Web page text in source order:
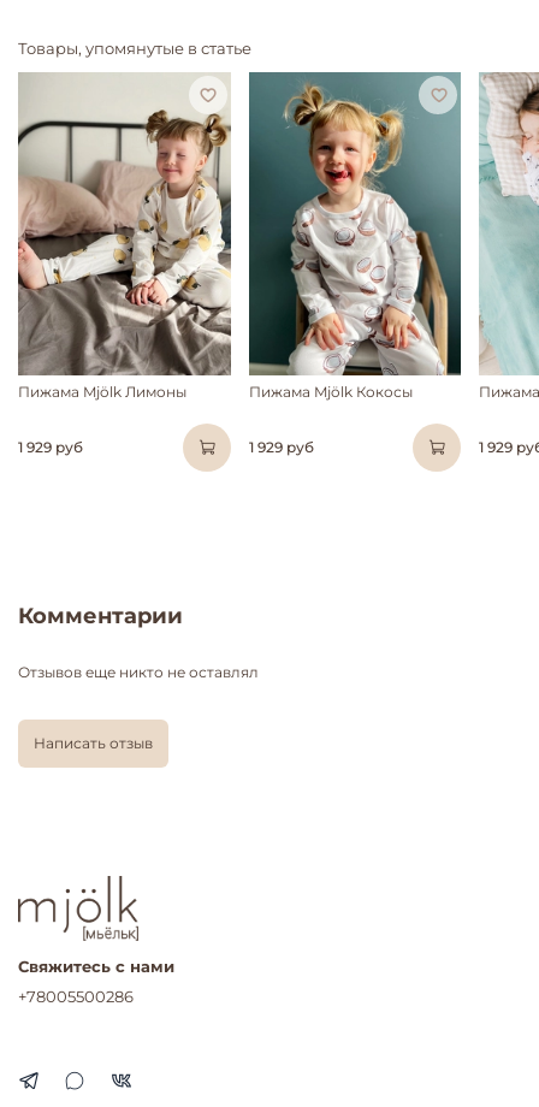
Товары, упомянутые в статье
Пижама Mjölk Лимоны
1 929 руб
Пижама Mjölk Кокосы
1 929 руб 1 929
Комментарии
Отзывов еще никто не оставлял
Написать отзыв
Свяжитесь с нами
+78005500286